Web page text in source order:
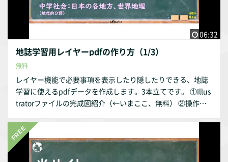
06:32
地誌学習用レイヤーpdfの作り方（1/3）
無料
レイヤー機能で必要事項を表示したり隠したりできる、地誌
学習に使えるpdfデータを作成します。3本立てです。 ①Illus
tratorファイルの完成図紹介（←いまここ、無料） ②操作方
9008 ③保存と共有 ↑ https://filmuy.com/chirisogeo/v
ideo/675819089 ↓こちらのページにも説明があります。 htt
ps://chiri-so-geo.com/materials-0025-0027/ 動画時間：約7